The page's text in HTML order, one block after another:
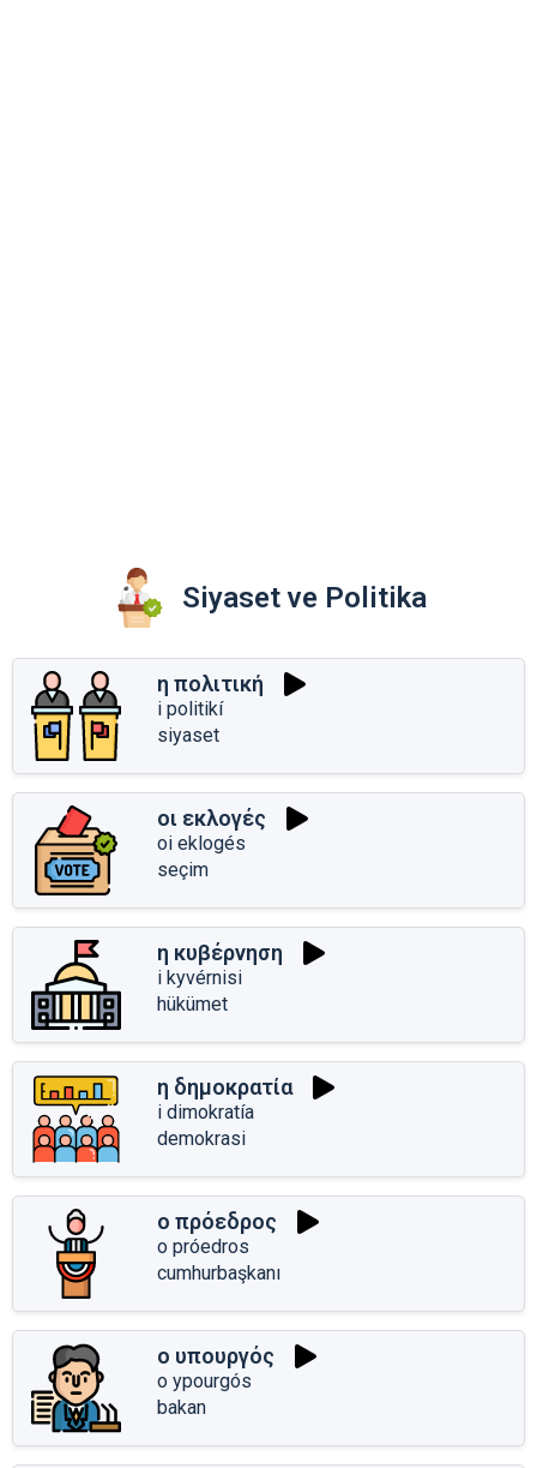
Siyaset ve Politika
η πολιτική
i politikí
siyaset
οι εκλογές
oi eklogés
seçim
η κυβέρνηση
i kyvérnisi
hükümet
η δημοκρατία
i dimokratía
demokrasi
ο πρόεδρος
o próedros
cumhurbaşkanı
ο υπουργός
o ypourgós
bakan